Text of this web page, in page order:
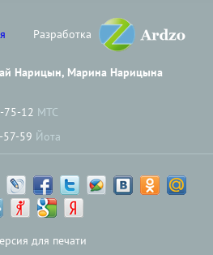
Разработка
Нарицын, Марина Нарицына
75-12 МТС
57-59 Йота
для печати